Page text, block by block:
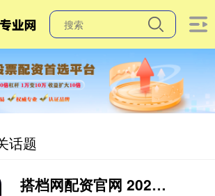
话题
搭档网配资官网 2026年我国将多举措扩大进口 支持更多优质商品和服务进入中国